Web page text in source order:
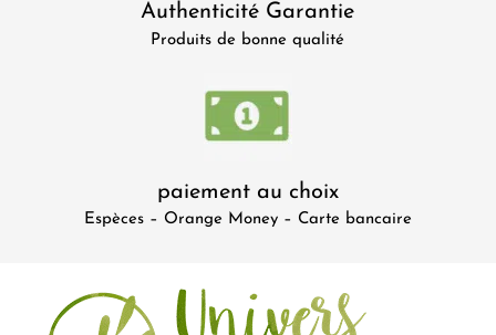
Authenticité Garantie
Produits de bonne qualité
paiement au choix
Espèces – Orange Money – Carte bancaire